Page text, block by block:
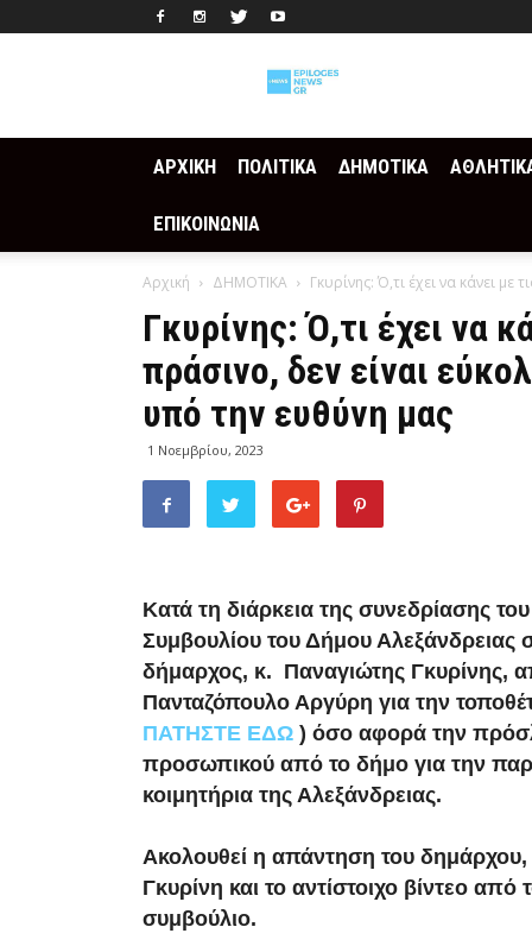
ΑΡΧΙΚΗ ΠΟΛΙΤΙΚΑ ΔΗΜΟΤΙΚΑ
ΕΠΙΚΟΙΝΩΝΙΑ
Αρχική ΔΗΜΟΤΙΚΑ Γκυρίνης: Ό,τι έχει να κάνει με
Γκυρίνης: Ό,τι έχει να
πράσινο, δεν είναι
υπό την ευθύνη μας
1 Νοεμβρίου, 2023
Κατά τη διάρκεια της συνεδρίασης
Συμβουλίου του Δήμου Αλεξάνδρειας
δήμαρχος, κ. Παναγιώτης Γκυρίνης,
Πανταζόπουλο Αργύρη για την
ΠΑΤΗΣΤΕ ΕΔΩ ) όσο αφορά την
προσωπικού από το δήμο για την
κοιμητήρια της Αλεξάνδρειας.
Ακολουθεί η απάντηση του
Γκυρίνη και το αντίστοιχο βίντεο από
συμβούλιο.